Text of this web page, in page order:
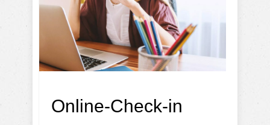
Online-Check-in